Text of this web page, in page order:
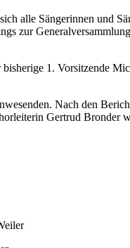
alle Sängerinnen und
zur
1. Vorsitzende
Nach den
Gertrud Bronder